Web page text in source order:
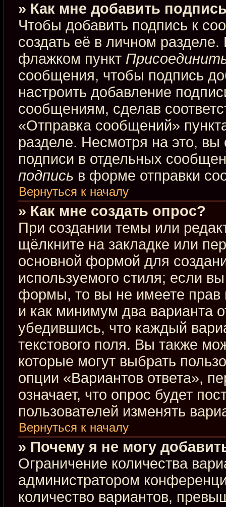
» Как мне добавить
Чтобы добавить подпись к
создать её в личном
флажком пункт
сообщения, чтобы подпись
настроить добавление
сообщениям, сделав
«Отправка сообщений»
разделе. Несмотря на это,
подписи в отдельных
подпись в форме отправки
Вернуться к началу
» Как мне создать опрос?
При создании темы или
щёлкните на закладке или
основной формой для
используемого стиля; если
формы, то вы не имеете прав
и как минимум два варианта
убедившись, что каждый
текстового поля. Вы также
которые могут выбрать
опции «Вариантов ответа»,
означает, что опрос будет
пользователей изменять
Вернуться к началу
» Почему я не могу
Ограничение количества
администратором
количество вариантов,